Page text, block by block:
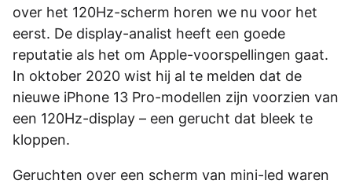
over het 120Hz-scherm horen we nu voor het
eerst. De display-analist heeft een goede
reputatie als het om Apple-voorspellingen gaat.
In oktober 2020 wist hij al te melden dat de
nieuwe iPhone 13 Pro-modellen zijn voorzien van
een 120Hz-display – een gerucht dat bleek te
kloppen.
Geruchten over een scherm van mini-led waren